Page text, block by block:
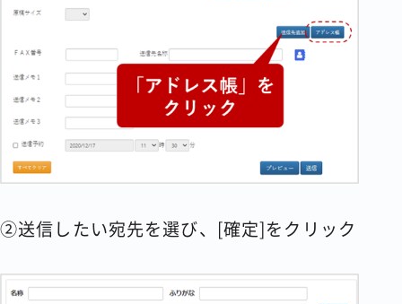
②送信したい宛先を選び、[確定]をクリック